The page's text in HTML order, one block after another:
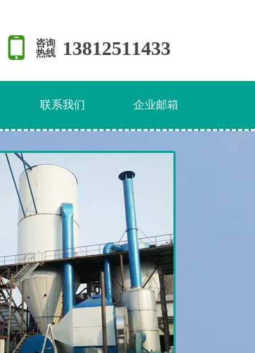
咨询
热线
13812511433
联系我们 企业邮箱